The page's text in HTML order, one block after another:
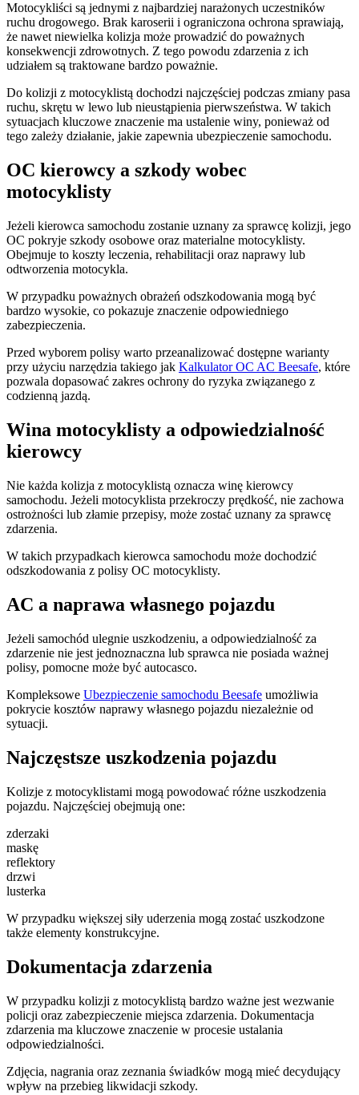
Motocykliści są jednymi z najbardziej narażonych uczestników
ruchu drogowego. Brak karoserii i ograniczona ochrona sprawiają,
że nawet niewielka kolizja może prowadzić do poważnych
konsekwencji zdrowotnych. Z tego powodu zdarzenia z ich
udziałem są traktowane bardzo poważnie.
Do kolizji z motocyklistą dochodzi najczęściej podczas zmiany pasa
ruchu, skrętu w lewo lub nieustąpienia pierwszeństwa. W takich
sytuacjach kluczowe znaczenie ma ustalenie winy, ponieważ od
tego zależy działanie, jakie zapewnia ubezpieczenie samochodu.
OC kierowcy a szkody wobec
motocyklisty
Jeżeli kierowca samochodu zostanie uznany za sprawcę kolizji, jego
OC pokryje szkody osobowe oraz materialne motocyklisty.
Obejmuje to koszty leczenia, rehabilitacji oraz naprawy lub
odtworzenia motocykla.
W przypadku poważnych obrażeń odszkodowania mogą być
bardzo wysokie, co pokazuje znaczenie odpowiedniego
zabezpieczenia.
Przed wyborem polisy warto przeanalizować dostępne warianty
przy użyciu narzędzia takiego jak Kalkulator OC AC Beesafe, które
pozwala dopasować zakres ochrony do ryzyka związanego z
codzienną jazdą.
Wina motocyklisty a odpowiedzialność
kierowcy
Nie każda kolizja z motocyklistą oznacza winę kierowcy
samochodu. Jeżeli motocyklista przekroczy prędkość, nie zachowa
ostrożności lub złamie przepisy, może zostać uznany za sprawcę
zdarzenia.
W takich przypadkach kierowca samochodu może dochodzić
odszkodowania z polisy OC motocyklisty.
AC a naprawa własnego pojazdu
Jeżeli samochód ulegnie uszkodzeniu, a odpowiedzialność za
zdarzenie nie jest jednoznaczna lub sprawca nie posiada ważnej
polisy, pomocne może być autocasco.
Kompleksowe Ubezpieczenie samochodu Beesafe umożliwia
pokrycie kosztów naprawy własnego pojazdu niezależnie od
sytuacji.
Najczęstsze uszkodzenia pojazdu
Kolizje z motocyklistami mogą powodować różne uszkodzenia
pojazdu. Najczęściej obejmują one:
zderzaki
maskę
reflektory
drzwi
lusterka
W przypadku większej siły uderzenia mogą zostać uszkodzone
także elementy konstrukcyjne.
Dokumentacja zdarzenia
W przypadku kolizji z motocyklistą bardzo ważne jest wezwanie
policji oraz zabezpieczenie miejsca zdarzenia. Dokumentacja
zdarzenia ma kluczowe znaczenie w procesie ustalania
odpowiedzialności.
Zdjęcia, nagrania oraz zeznania świadków mogą mieć decydujący
wpływ na przebieg likwidacji szkody.